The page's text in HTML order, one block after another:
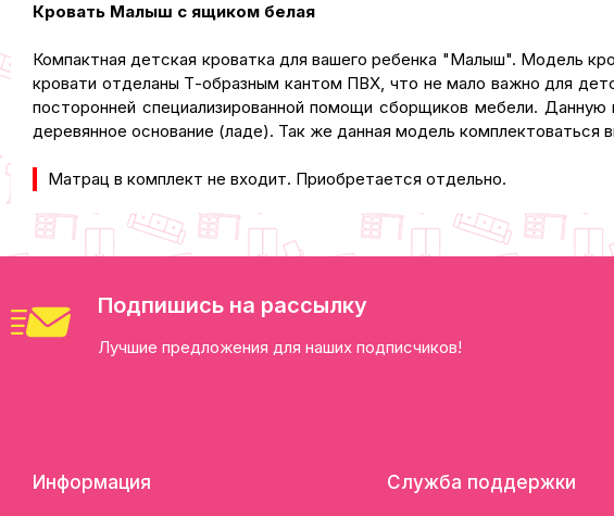
Кровать Малыш с ящиком белая
Компактная детская кроватка для вашего ребенка "Малыш". Модель
кровати отделаны Т-образным кантом ПВХ, что не мало важно для
посторонней специализированной помощи сборщиков мебели.
деревянное основание (ладе). Так же данная модель
Матрац в комплект не входит. Приобретается отдельно.
Подпишись на рассылку
Лучшие предложения для наших подписчиков!
Информация Служба поддержки